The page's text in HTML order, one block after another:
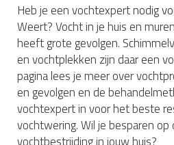
Heb je een vochtexpert nodig
Weert? Vocht in je huis en
heeft grote gevolgen.
en vochtplekken zijn daar een
pagina lees je meer over
en gevolgen en de
vochtexpert in voor het beste
vochtwering. Wil je besparen